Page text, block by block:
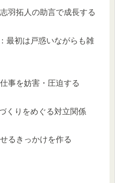
羽拓人の助言で成長する
最初は戸惑いながらも雑
事を妨害・圧迫する
くりをめぐる対立関係
るきっかけを作る